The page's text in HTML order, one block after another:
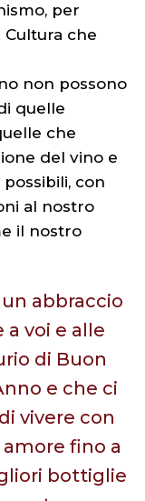
per
che
non possono
quelle
che
del vino e
con
al nostro
il nostro
abbraccio
voi e alle
di Buon
e che ci
vivere con
fino a
bottiglie